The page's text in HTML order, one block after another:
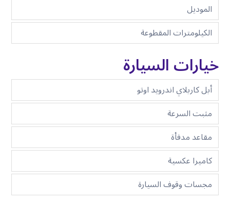
الموديل
الكيلومترات المقطوعة
خيارات السيارة
أبل كاربلاي اندرويد اوتو
مثبت السرعة
مقاعد مدفأة
كاميرا عكسية
مجسات وقوف السيارة